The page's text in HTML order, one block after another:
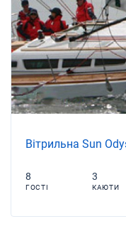
Вітрильна Sun
8
ГОСТІ
3
КАЮТИ